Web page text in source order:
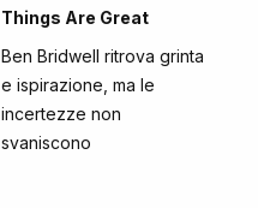
Things Are Great
Ben Bridwell ritrova grinta
e ispirazione, ma le
incertezze non
svaniscono